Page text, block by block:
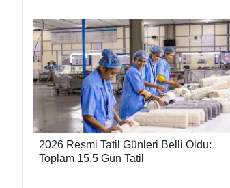
2026 Resmi Tatil Günleri Belli Oldu:
Toplam 15,5 Gün Tatil